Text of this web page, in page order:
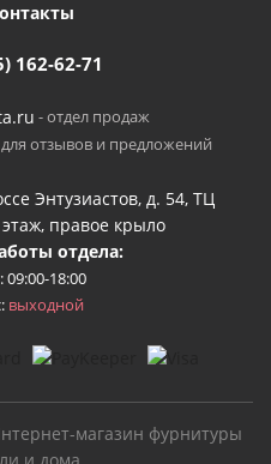
162-62-71
- отдел продаж
отзывов и предложений
Энтузиастов, д. 54, ТЦ
правое крыло
отдела:
09:00-18:00
выходной
магазин фурнитуры
и дома